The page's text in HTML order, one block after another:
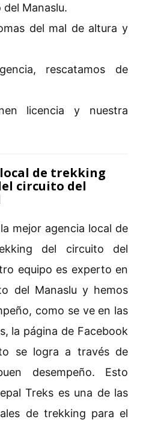
Manaslu.
del mal de altura y
rescatamos de
licencia y nuestra
de trekking
circuito del
mejor agencia local de
del circuito del
equipo es experto en
del Manaslu y hemos
como se ve en las
la página de Facebook
se logra a través de
desempeño. Esto
Treks es una de las
de trekking para el